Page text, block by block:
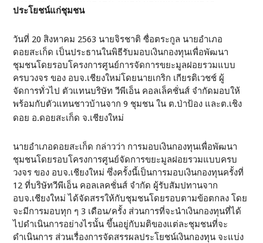
ประโยชน์แก่ชุมชน
วันที่ 20 สิงหาคม 2563 นายจิรชาติ ซื่อตระกูล นายอำเภอ
ดอยสะเก็ด เป็นประธานในพิธีรับมอบเงินกองทุนเพื่อพัฒนา
ชุมชนโดยรอบโครงการศูนย์การจัดการขยะมูลฝอยรวมแบบ
ครบวงจร ของ อบจ.เชียงใหม่โดยนายเกริก เกียรติเวชช์ ผู้
จัดการทั่วไป ตัวแทนบริษัท วีพีเอ็น คอลเล็คชั่นส์ จำกัดมอบให้
พร้อมกับตัวแทนชาวบ้านจาก 9 ชุมชน ใน ต.ป่าป้อง และต.เชิง
ดอย อ.ดอยสะเก็ด จ.เชียงใหม่
นายอำเภอดอยสะเก็ด กล่าวว่า การมอบเงินกองทุนเพื่อพัฒนา
ชุมชนโดยรอบโครงการศูนย์จัดการขยะมูลฝอยรวมแบบครบ
วงจร ของ อบจ.เชียงใหม่ ซึ่งครั้งนี้เป็นการมอบเงินกองทุนครั้งที่
12 ที่บริษัทวีพีเอ็น คอลเลคชั่นส์ จำกัด ผู้รับสัมปทานจาก
อบจ.เชียงใหม่ ได้จัดสรรให้กับชุมชนโดยรอบตามข้อตกลง โดย
จะมีการมอบทุก ๆ 3 เดือน/ครั้ง ส่วนการที่จะนำเงินกองทุนที่ได้
ไปดำเนินการอย่างไรนั้น ขึ้นอยู่กับมติของแต่ละชุมชนที่จะ
ดำเนินการ ส่วนเรื่องการจัดสรรผลประโยชน์เงินกองทุน จะแบ่ง